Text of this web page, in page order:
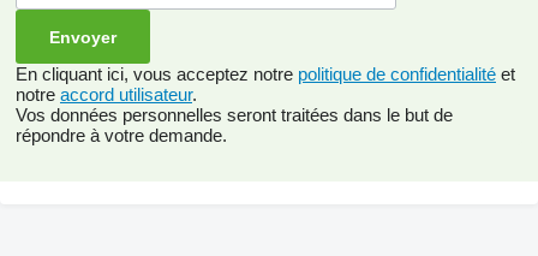
En cliquant ici, vous acceptez notre politique de confidentialité et
notre accord utilisateur.
Vos données personnelles seront traitées dans le but de
répondre à votre demande.